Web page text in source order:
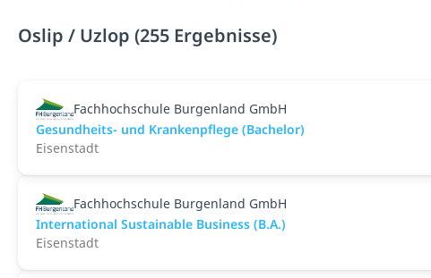
Oslip / Uzlop (255 Ergebnisse)
Fachhochschule Burgenland GmbH
Gesundheits- und Krankenpflege (Bachelor)
Eisenstadt
Fachhochschule Burgenland GmbH
International Sustainable Business (B.A.)
Eisenstadt